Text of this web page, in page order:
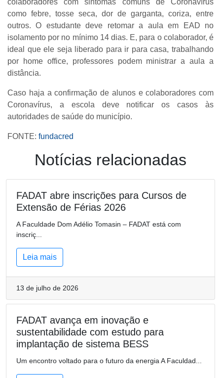
colaboradores com sintomas comuns de Coronavírus
como febre, tosse seca, dor de garganta, coriza, entre
outros. O estudante deve retomar a aula em EAD no
isolamento por no mínimo 14 dias. E, para o colaborador, é
ideal que ele seja liberado para ir para casa, trabalhando
por home office, professores podem ministrar a aula a
distância.
Caso haja a confirmação de alunos e colaboradores com
Coronavírus, a escola deve notificar os casos às
autoridades de saúde do município.
FONTE: fundacred
Notícias relacionadas
FADAT abre inscrições para Cursos de
Extensão de Férias 2026
A Faculdade Dom Adélio Tomasin – FADAT está com
inscriç...
Leia mais
13 de julho de 2026
FADAT avança em inovação e
sustentabilidade com estudo para
implantação de sistema BESS
Um encontro voltado para o futuro da energia A Faculdad...